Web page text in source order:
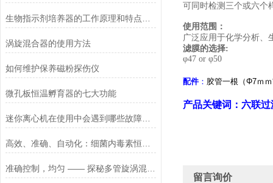
涡旋混合器的使用方法
如何维护保养磁粉探伤仪
微孔板恒温孵育器的七大功能
迷你离心机在使用中会遇到哪些故障？如何消除这些情况
可同时检测三个或六个
使用范围 ：
广泛应用于化学分析、
滤膜的选择:
φ47 or φ50
配件 ： 胶管一根（Φ7ｍ
产品关键词： 六联过
留言询价